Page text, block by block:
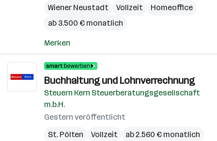
Wiener Neustadt
Vollzeit
Homeoffice
ab 3.500 € monatlich
Merken
Buchhaltung und Lohnverrechnung
Steuern Kern Steuerberatungsgesellschaft
m.b.H.
Gestern veröffentlicht
St. Pölten
Vollzeit ab 2.560 € monatlich